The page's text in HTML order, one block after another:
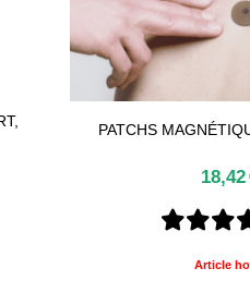
PALPEUR À
CUIVRE,